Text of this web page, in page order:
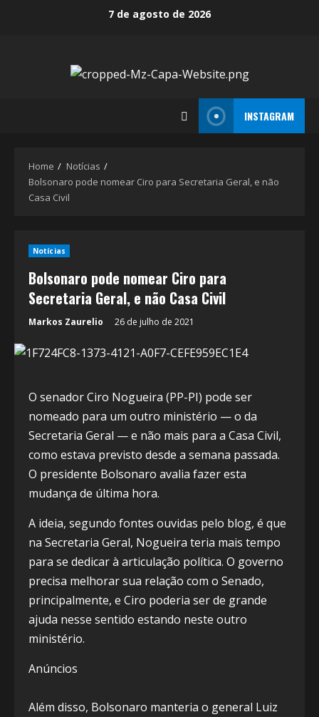
7 de agosto de 2026
INSTAGRAM
Home
Notícias
Bolsonaro pode nomear Ciro para Secretaria Geral, e não
Casa Civil
Notícias
Bolsonaro pode nomear Ciro para
Secretaria Geral, e não Casa Civil
Markos Zaurelio 26 de julho de 2021
O senador Ciro Nogueira (PP-PI) pode ser
nomeado para um outro ministério — o da
Secretaria Geral — e não mais para a Casa Civil,
como estava previsto desde a semana passada.
O presidente Bolsonaro avalia fazer esta
mudança de última hora.
A ideia, segundo fontes ouvidas pelo blog, é que
na Secretaria Geral, Nogueira teria mais tempo
para se dedicar à articulação política. O governo
precisa melhorar sua relação com o Senado,
principalmente, e Ciro poderia ser de grande
ajuda nesse sentido estando neste outro
ministério.
Anúncios
Além disso, Bolsonaro manteria o general Luiz